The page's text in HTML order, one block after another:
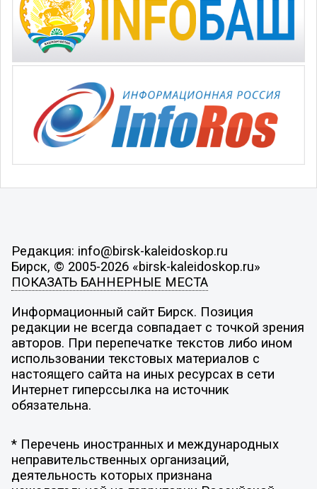
Редакция: info@birsk-kaleidoskop.ru
Бирск, © 2005-2026 «birsk-kaleidoskop.ru»
ПОКАЗАТЬ БАННЕРНЫЕ МЕСТА
Информационный сайт Бирск. Позиция
редакции не всегда совпадает с точкой зрения
авторов. При перепечатке текстов либо ином
использовании текстовых материалов с
настоящего сайта на иных ресурсах в сети
Интернет гиперссылка на источник
обязательна.
* Перечень иностранных и международных
неправительственных организаций,
деятельность которых признана